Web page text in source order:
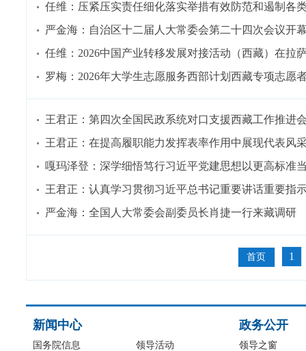
任维：压紧压实责任细化落实举措有效防范和遏制各
严金海：自治区十二届人大常委会第二十四次会议开
任维：2026中国产业转移发展对接活动（西藏）在拉
罗梅：2026年大学生志愿服务西部计划西藏专项志愿
王君正：第四次全国民政系统对口支援西藏工作推进
王君正：在提高履职能力发挥表率作用中展现代表风
嘎玛泽登：深学细悟笃行习近平党建思想以更高标准
王君正：认真学习贯彻习近平总书记重要讲话重要指
严金海：全国人大常委会副委员长肖捷一行来藏调研
首页 1
新闻中心
国务院信息 领导活动
政务公开
领导之窗